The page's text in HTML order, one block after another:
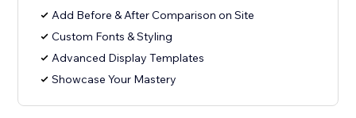
Add Before & After Comparison on Site
Custom Fonts & Styling
Advanced Display Templates
Showcase Your Mastery